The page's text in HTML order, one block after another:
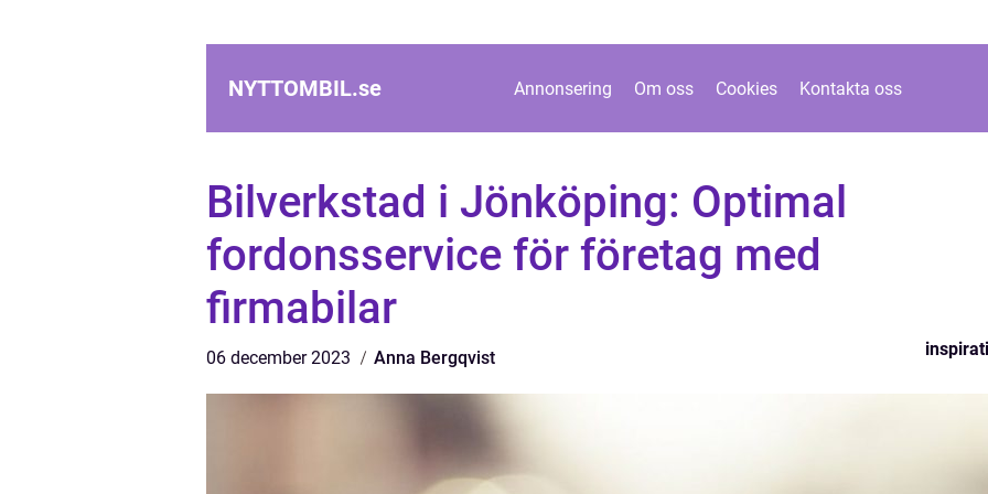
NYTTOMBIL.se Annonsering Om oss Cookies Kontakta oss
Bilverkstad i Jönköping: Optimal
fordonsservice för företag med
firmabilar
06 december 2023 Anna Bergqvist